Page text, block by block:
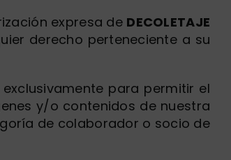
expresa de DECOLETAJE
derecho perteneciente a su
para permitir el
y/o contenidos de nuestra
de colaborador o socio de